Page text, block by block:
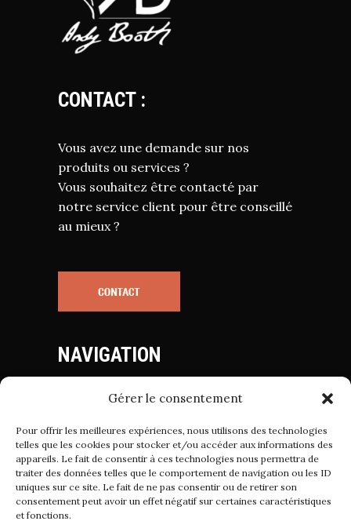
Gérer le consentement
Pour offrir les meilleures expériences, nous utilisons des technologies
telles que les cookies pour stocker et/ou accéder aux informations des
appareils. Le fait de consentir à ces technologies nous permettra de
traiter des données telles que le comportement de navigation ou les ID
uniques sur ce site. Le fait de ne pas consentir ou de retirer son
consentement peut avoir un effet négatif sur certaines caractéristiques
et fonctions.
CONTACT :
Vous avez une demande sur nos
produits ou services ?
Vous souhaitez être contacté par
notre service client pour être conseillé
au mieux ?
NAVIGATION
Mentions Légales
Politique de Confidentialité
Conditions Générales de Vente
Suivez-nous sur